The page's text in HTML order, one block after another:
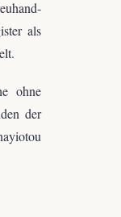
als
ohne
der